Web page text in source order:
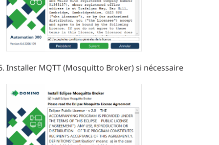
Installer MQTT (Mosquitto Broker) si nécessaire